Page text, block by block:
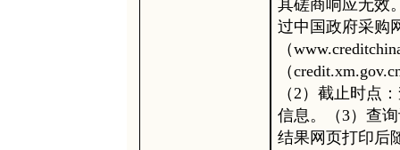
其磋商响应无效
过中国政府采购
（
（
（2）截止时点
信息。（3）查
结果网页打印后